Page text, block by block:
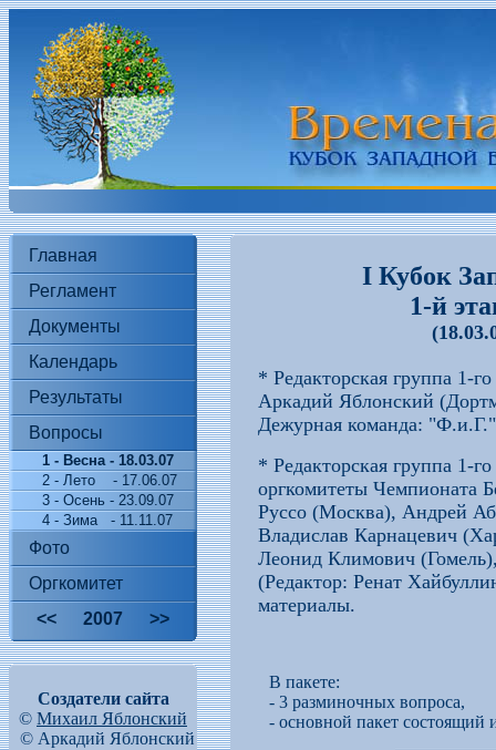
Главная
Регламент
Документы
Календарь
Результаты
Вопросы
1 - Весна - 18.03.07
2 - Лето
- 17.06.07
3 - Осень - 23.09.07
4 - Зима - 11.11.07
Фото
Оргкомитет
<<
2007 >>
Создатели сайта
© Михаил Яблонский
© Аркадий Яблонский
I Кубок
1-й
* Редакторская группа 1-
Аркадий Яблонский
Дежурная команда: "Ф.и.Г."
* Редакторская группа 1-
оргкомитеты Чемпионата
Руссо (Москва), Андрей
Владислав Карнацевич
Леонид Климович
(Редактор: Ренат
материалы.
В пакете:
- 3 разминочных вопроса,
- основной пакет состоящий